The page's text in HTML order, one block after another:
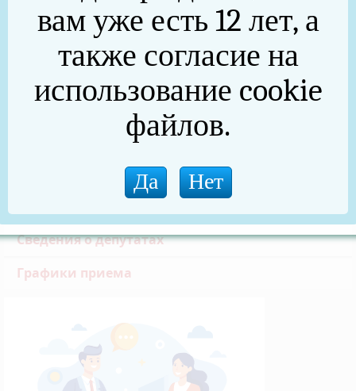
Общие сведения
Решения Собрания депутатов Нязепетровского
муниципального района
Решения Собрания депутатов Нязепетровского
муниципального округа
Противодействие коррупции
Обращения граждан
Сведения о депутатах
Графики приема
вам уже есть 12 лет, а
также согласие на
использование cookie
файлов.